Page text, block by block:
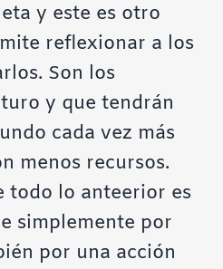
y este es otro
reflexionar a los
Son los
y que tendrán
cada vez más
menos recursos.
todo lo anteerior es
simplemente por
por una acción